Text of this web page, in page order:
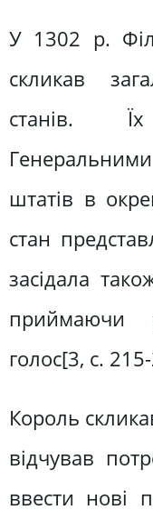
У 1302 р.
скликав
станів.
штатів в
стан
засідала
приймаючи
голос[3, c.
Король
відчував
ввести нові